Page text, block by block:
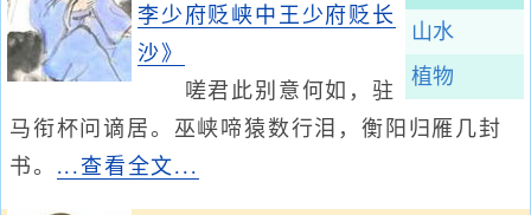
山水
植物
李少府贬峡中王少府贬长
沙》
嗟君此别意何如，驻
马衔杯问谪居。巫峡啼猿数行泪，衡阳归雁几封
书。 ...查看全文...